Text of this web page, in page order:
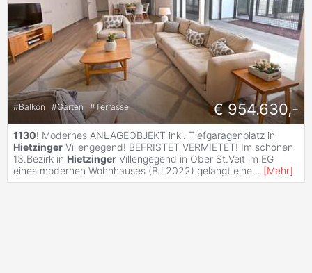
#Balkon #Garten #Terrasse € 954.630,-
1130! Modernes ANLAGEOBJEKT inkl. Tiefgaragenplatz in
Hietzinger Villengegend! BEFRISTET VERMIETET! Im schönen
13.Bezirk in Hietzinger Villengegend in Ober St.Veit im EG
eines modernen Wohnhauses (BJ 2022) gelangt eine... [Mehr]